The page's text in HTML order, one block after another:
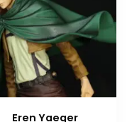
Eren Yaeger